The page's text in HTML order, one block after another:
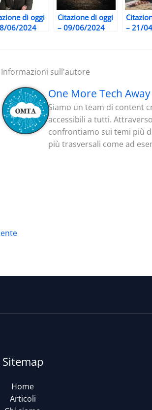
di oggi
06/2024
Citazione di oggi
– 09/06/2024
– 21/
Informazioni sull'autore
One More Tech Away
Siamo un team di content
accessibili a tutti.
confrontiamo sui temi più
più trasversali come ad
Sitemap
Home
Articoli